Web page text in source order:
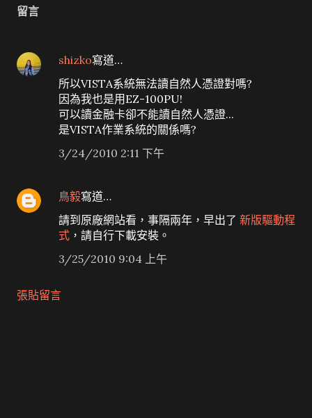
留言
shizko寫道…
所以VISTA系統無法讀自然人憑證對嗎?
因為我也是用EZ-100PU!
可以讀金融卡卻不能讀自然人憑證...
是VISTA作業系統的關係嗎?
3/24/2010 2:11 下午
鳥毅寫道…
請到原廠網站看，事隔兩年，早出了 新版驅動程
式 ，請自行下載安裝。
3/25/2010 9:04 上午
張貼留言